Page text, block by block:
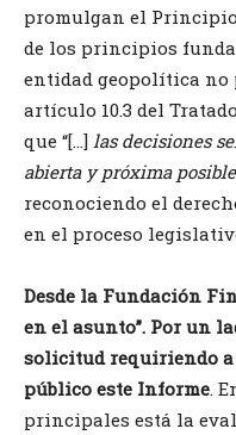
promulgan el
de los principios
entidad geopolítica no
artículo 10.3 del
que “[…] las decisiones
abierta y próxima
reconociendo el
en el proceso
Desde la Fundación
en el asunto”. Por un
solicitud requiriendo a
público este Informe.
principales está la